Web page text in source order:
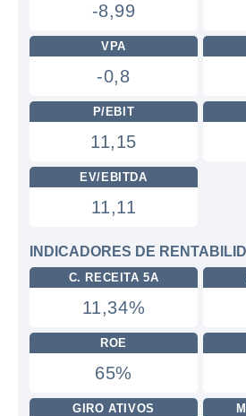
-8,99
VPA
-0,8
P/EBIT
11,15
EV/EBITDA
11,11
INDICADORES DE
C. RECEITA 5A
11,34%
ROE
65%
GIRO ATIVOS